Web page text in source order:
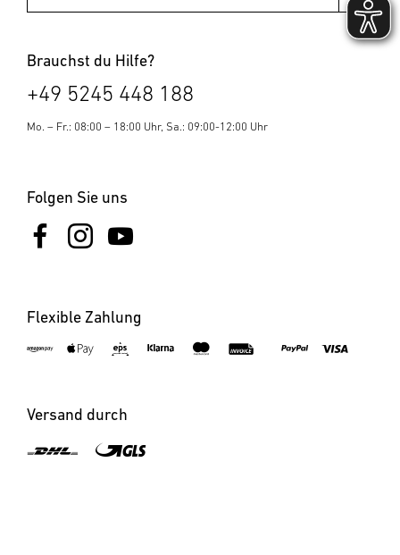
Brauchst du Hilfe?
+49 5245 448 188
Mo. – Fr.: 08:00 – 18:00 Uhr, Sa.: 09:00-12:00 Uhr
Folgen Sie uns
Flexible Zahlung
Versand durch